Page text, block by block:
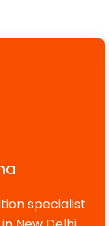
specialist